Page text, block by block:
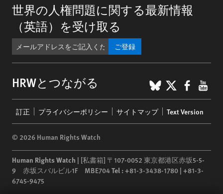
世界の人権問題に関する最新情報
（英語）を受け取る
ご登録
HRWとつながる BlueSky
X
menu
訂正 プライバシーポリシー サイトマップ Text Version
© 2026 Human Rights Watch
Human Rights Watch | [私書箱] 〒107-0052 東京都港区赤坂5-5-
9 赤坂スバルビル1F MBE704Tel :+81-3-3438-1780 | +81-3-
6745-9475